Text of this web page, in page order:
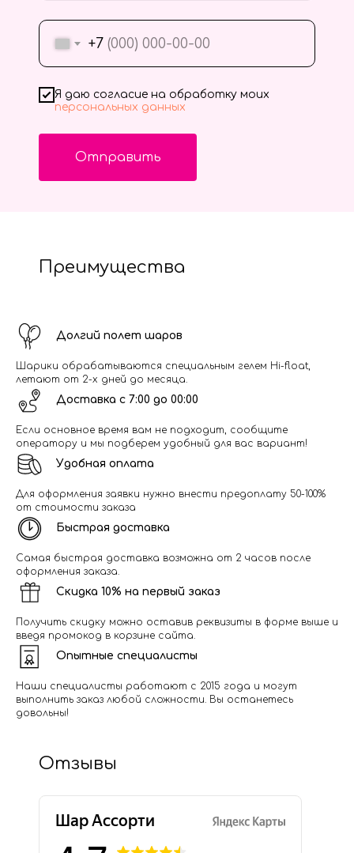
+7
Я даю согласие на обработку моих
персональных данных
Отправить
Преимущества
Долгий полет шаров
Шарики обрабатываются специальным гелем Hi-float,
летают от 2-х дней до месяца.
Доставка с 7:00 до 00:00
Если основное время вам не подходит, сообщите
оператору и мы подберем удобный для вас вариант!
Удобная оплата
Для оформления заявки нужно внести предоплату 50-100%
от стоимости заказа
Быстрая доставка
Самая быстрая доставка возможна от 2 часов после
оформления заказа.
Скидка 10% на первый заказ
Получить скидку можно оставив реквизиты в форме выше и
введя промокод в корзине сайта.
Опытные специалисты
Наши специалисты работают с 2015 года и могут
выполнить заказ любой сложности. Вы останетесь
довольны!
Отзывы